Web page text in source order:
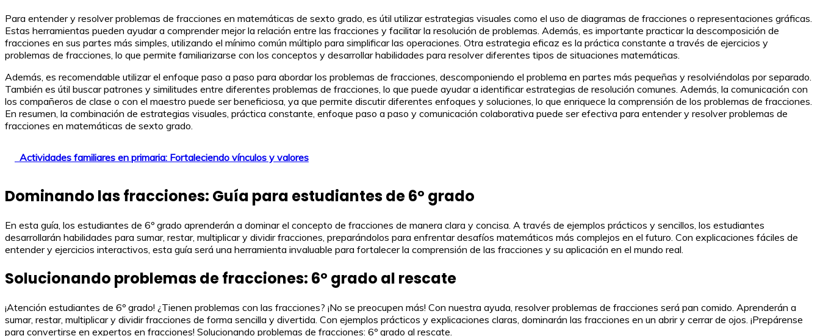
Para entender y resolver problemas de fracciones en matemáticas de sexto grado, es útil utilizar estrategias visuales como el uso de diagramas de fracciones o representaciones gráficas.
Estas herramientas pueden ayudar a comprender mejor la relación entre las fracciones y facilitar la resolución de problemas. Además, es importante practicar la descomposición de
fracciones en sus partes más simples, utilizando el mínimo común múltiplo para simplificar las operaciones. Otra estrategia eficaz es la práctica constante a través de ejercicios y
problemas de fracciones, lo que permite familiarizarse con los conceptos y desarrollar habilidades para resolver diferentes tipos de situaciones matemáticas.
Además, es recomendable utilizar el enfoque paso a paso para abordar los problemas de fracciones, descomponiendo el problema en partes más pequeñas y resolviéndolas por separado.
También es útil buscar patrones y similitudes entre diferentes problemas de fracciones, lo que puede ayudar a identificar estrategias de resolución comunes. Además, la comunicación con
los compañeros de clase o con el maestro puede ser beneficiosa, ya que permite discutir diferentes enfoques y soluciones, lo que enriquece la comprensión de los problemas de fracciones.
En resumen, la combinación de estrategias visuales, práctica constante, enfoque paso a paso y comunicación colaborativa puede ser efectiva para entender y resolver problemas de
fracciones en matemáticas de sexto grado.
Actividades familiares en primaria: Fortaleciendo vínculos y valores
Dominando las fracciones: Guía para estudiantes de 6º grado
En esta guía, los estudiantes de 6º grado aprenderán a dominar el concepto de fracciones de manera clara y concisa. A través de ejemplos prácticos y sencillos, los estudiantes
desarrollarán habilidades para sumar, restar, multiplicar y dividir fracciones, preparándolos para enfrentar desafíos matemáticos más complejos en el futuro. Con explicaciones fáciles de
entender y ejercicios interactivos, esta guía será una herramienta invaluable para fortalecer la comprensión de las fracciones y su aplicación en el mundo real.
Solucionando problemas de fracciones: 6º grado al rescate
¡Atención estudiantes de 6º grado! ¿Tienen problemas con las fracciones? ¡No se preocupen más! Con nuestra ayuda, resolver problemas de fracciones será pan comido. Aprenderán a
sumar, restar, multiplicar y dividir fracciones de forma sencilla y divertida. Con ejemplos prácticos y explicaciones claras, dominarán las fracciones en un abrir y cerrar de ojos. ¡Prepárense
para convertirse en expertos en fracciones! Solucionando problemas de fracciones: 6º grado al rescate.